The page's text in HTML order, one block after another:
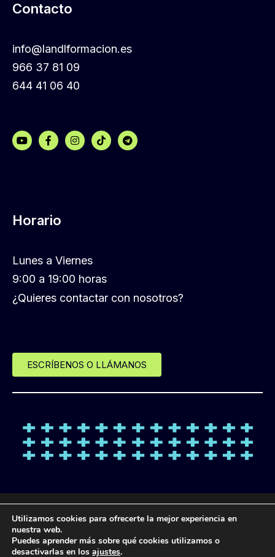
Contacto
info@landlformacion.es
966 37 81 09
644 41 06 40
Horario
Lunes a Viernes
9:00 a 19:00 horas
¿Quieres contactar con nosotros?
ESCRÍBENOS O LLÁMANOS
© Desde 2013 LANDL FORMACIÓN
POLÍTICA DE POLÍTICA DE
POLÍTICA DE
Utilizamos cookies para ofrecerte la mejor experiencia en
nuestra web.
Puedes aprender más sobre qué cookies utilizamos o
desactivarlas en los ajustes.